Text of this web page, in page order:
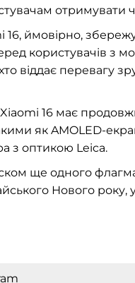
отримувати
16, ймовірно,
користувачів з
віддає перевагу
16 має
як AMOLED-
з оптикою Leica.
ще одного
Нового року,